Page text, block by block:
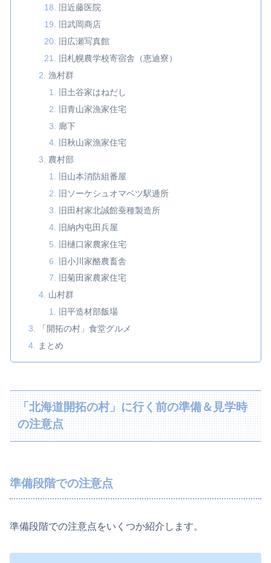
旧近藤医院
旧武岡商店
旧広瀬写真館
旧札幌農学校寄宿舎（恵迪寮）
漁村群
旧土谷家はねだし
旧青山家漁家住宅
廊下
旧秋山家漁家住宅
農村部
旧山本消防組番屋
旧ソーケシュオマベツ駅逓所
旧田村家北誠館蚕種製造所
旧納内屯田兵屋
旧樋口家農家住宅
旧小川家酪農畜舎
旧菊田家農家住宅
山村群
旧平造材部飯場
「開拓の村」食堂グルメ
まとめ
「北海道開拓の村」に行く前の準備＆見学時
の注意点
準備段階での注意点
準備段階での注意点をいくつか紹介します。